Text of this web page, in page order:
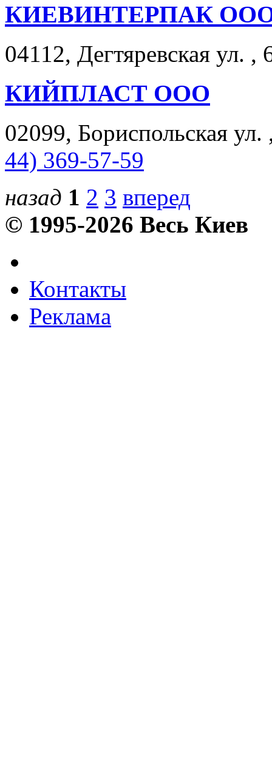
КИЕВИНТЕРПАК
04112, Дегтяревская ул. ,
КИЙПЛАСТ ООО
02099, Бориспольская
44) 369-57-59
назад 1 2 3 вперед
© 1995-2026 Весь Киев
Контакты
Реклама